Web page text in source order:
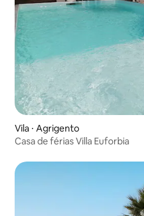
Vila ⋅ Agrigento
Casa de férias Villa Euforbia